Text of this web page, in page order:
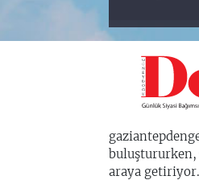
araya getiriyor.